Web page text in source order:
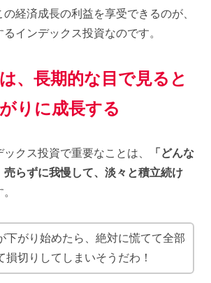
経済成長の利益を享受できるのが、
インデックス投資なのです。
、長期的な目で見ると
りに成長する
クス投資で重要なことは、
「どんな
売らずに我慢して、淡々と積立続け
下がり始めたら、絶対に慌てて全部
損切りしてしまいそうだわ！